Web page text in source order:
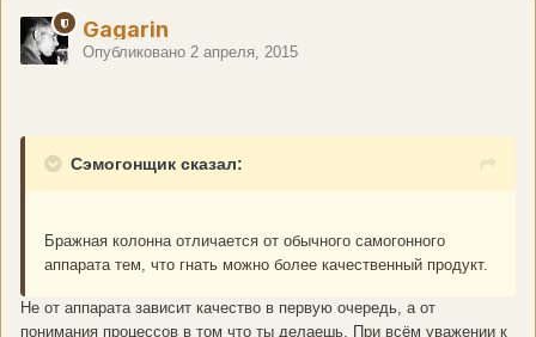
Gagarin
Опубликовано 2 апреля, 2015
Сэмогонщик сказал:
Бражная колонна отличается от обычного самогонного
аппарата тем, что гнать можно более качественный продукт.
Не от аппарата зависит качество в первую очередь, а от
понимания процессов в том что ты делаешь. При всём уважении к